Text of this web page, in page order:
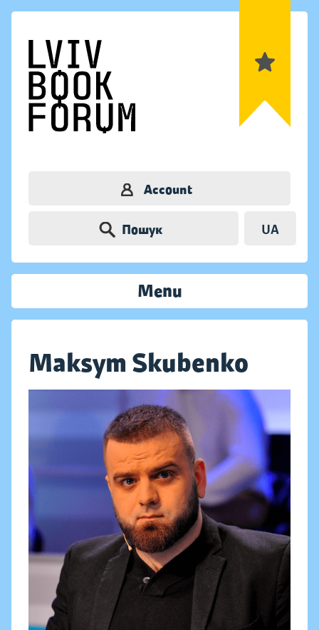
Account
Пошук UA
Menu
Maksym Skubenko